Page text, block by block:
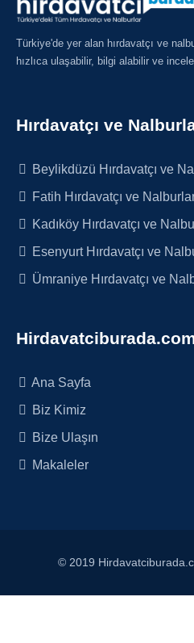
Türkiye'de yer alan hırdavatçı ve
hızlıca ulaşabilir, bilgi alabilir ve
Hırdavatçı ve
Beylikdüzü Hırdavatçı ve
Fatih Hırdavatçı ve
Kadıköy Hırdavatçı ve
Esenyurt Hırdavatçı ve
Ümraniye Hırdavatçı ve
Ana Sayfa
Biz Kimiz
Bize Ulaşın
Makaleler
© 2019